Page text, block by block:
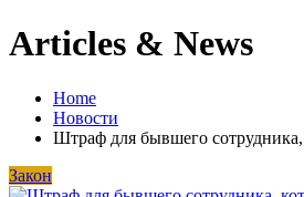
Articles & News
Home
Новости
Штраф для бывшего сотрудника,
Закон